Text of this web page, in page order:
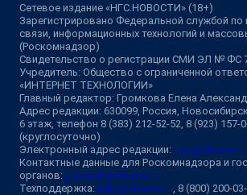
Сетевое издание «НГС.НОВОСТИ» (18+)
Зарегистрировано Федеральной службой по
связи, информационных технологий и
(Роскомнадзор)
Свидетельство о регистрации СМИ ЭЛ № ФС
Учредитель: Общество с ограниченной
«ИНТЕРНЕТ ТЕХНОЛОГИИ»
Главный редактор: Громкова Елена
Адрес редакции: 630099, Россия,
6 этаж, телефон 8 (383) 212-52-52, 8 (923) 157-
(круглосуточно)
Электронный адрес редакции: ngs@shkulev.ru
Контактные данные для Роскомнадзора и
органов: juristnsk@shkulev.ru
Техподдержка: help@shkulev.ru , 8 (800) 200-